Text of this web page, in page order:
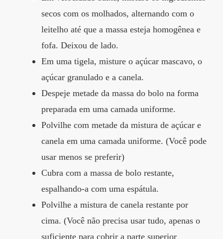
secos com os molhados, alternando com o
leitelho até que a massa esteja homogênea e
fofa. Deixou de lado.
Em uma tigela, misture o açúcar mascavo, o
açúcar granulado e a canela.
Despeje metade da massa do bolo na forma
preparada em uma camada uniforme.
Polvilhe com metade da mistura de açúcar e
canela em uma camada uniforme. (Você pode
usar menos se preferir)
Cubra com a massa de bolo restante,
espalhando-a com uma espátula.
Polvilhe a mistura de canela restante por
cima. (Você não precisa usar tudo, apenas o
suficiente para cobrir a parte superior